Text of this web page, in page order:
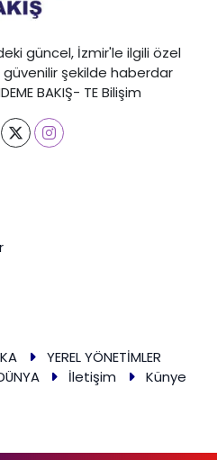
güncel, İzmir'le ilgili özel
şekilde haberdar
BAKIŞ- TE Bilişim
YEREL YÖNETİMLER
İletişim
Künye